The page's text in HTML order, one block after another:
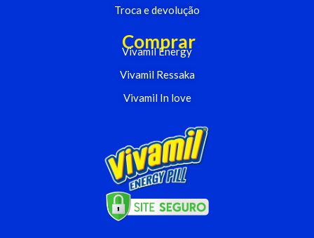
Troca e devolução
Comprar
Vivamil Energy
Vivamil Ressaka
Vivamil In love